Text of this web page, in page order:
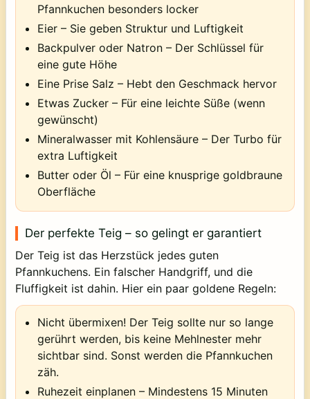
Pfannkuchen besonders locker
Eier – Sie geben Struktur und Luftigkeit
Backpulver oder Natron – Der Schlüssel für
eine gute Höhe
Eine Prise Salz – Hebt den Geschmack hervor
Etwas Zucker – Für eine leichte Süße (wenn
gewünscht)
Mineralwasser mit Kohlensäure – Der Turbo für
extra Luftigkeit
Butter oder Öl – Für eine knusprige goldbraune
Oberfläche
Der perfekte Teig – so gelingt er garantiert
Der Teig ist das Herzstück jedes guten
Pfannkuchens. Ein falscher Handgriff, und die
Fluffigkeit ist dahin. Hier ein paar goldene Regeln:
Nicht übermixen! Der Teig sollte nur so lange
gerührt werden, bis keine Mehlnester mehr
sichtbar sind. Sonst werden die Pfannkuchen
zäh.
Ruhezeit einplanen – Mindestens 15 Minuten